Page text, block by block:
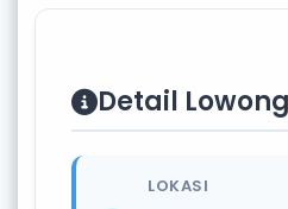
Detail
LOKASI